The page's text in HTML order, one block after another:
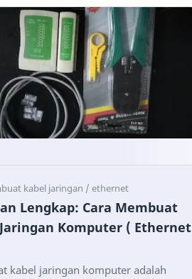
Lengkap: Cara Membuat
Komputer ( Ethernet
kabel jaringan komputer adalah